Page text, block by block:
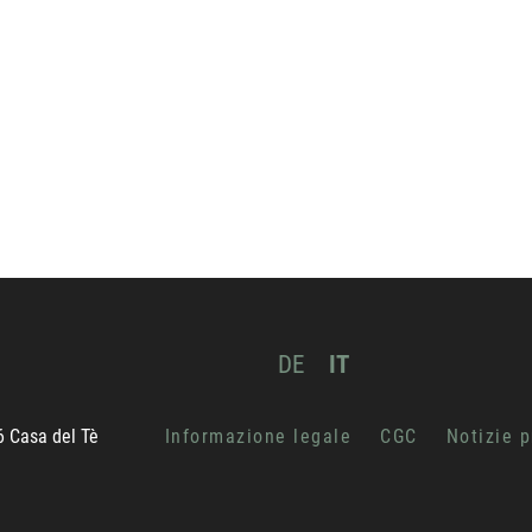
DE IT
Casa del Tè Informazione legale CGC Notizie